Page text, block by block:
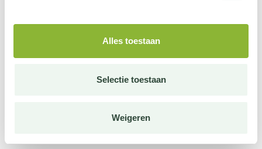
Alles toestaan
Selectie toestaan
Weigeren